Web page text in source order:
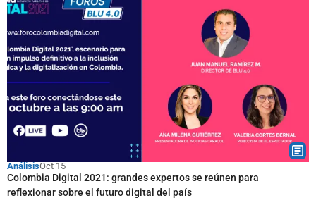
AnálisisOct 15
Colombia Digital 2021: grandes expertos se reúnen para
reflexionar sobre el futuro digital del país